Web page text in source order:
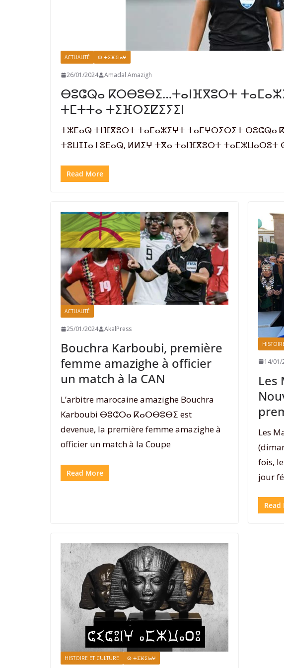
ACTUALITÉ ⵙ ⵜⵉⴼⵉⵏⴰⵖ
26/01/2024 Amadal Amazigh
ⴱⵓⵛⵕⴰ ⴽⵔⴱⵓⴱⵉ…ⵜⴰⵏⴼⴳⵓⵔⵜ
ⵜⵎⵜⵜⴰ ⵜⵉⴼⵔⵉⵇⵉⵢⵉⵏ
ⵜⵥⴹⴰⵕ ⵜⵏⴼⴳⵓⵔⵜ ⵜⴰⵎⴰⵣⵉⵖⵜ ⵜⴰⵎⵖⵔⵉⴱⵉⵜ ⴱⵓⵛⵕⴰ
ⵜⵓⵡⵊⵊⴰ ⵏ ⵓⴹⴰⵕ, ⵍⵍⵉⵖ ⵜⴳⴰ ⵜⴰⵏⴼⴳⵓⵔⵜ ⵜⴰⵎⵣⵡⴰⵔⵓⵜ
Read More
ACTUALITÉ
25/01/2024 AkalPress
Bouchra Karboubi, première
femme amazighe à officier
un match à la CAN
L’arbitre marocaine amazighe Bouchra
Karboubi ⴱⵓⵛⵔⴰ ⴽⴰⵔⴱⵓⴱⵉ est
devenue, la première femme amazighe à
officier un match à la Coupe
Read More
14/01/
Les
Les
fois,
jour
Read
HISTOIRE ET CULTURE ⵙ ⵜⵉⴼⵉⵏⴰⵖ